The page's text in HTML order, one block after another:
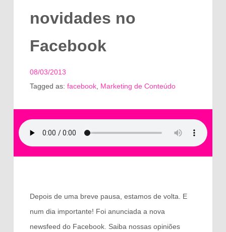
novidades no
Facebook
08/03/2013
Tagged as: facebook, Marketing de Conteúdo
Depois de uma breve pausa, estamos de volta. E
num dia importante! Foi anunciada a nova
newsfeed do Facebook. Saiba nossas opiniões